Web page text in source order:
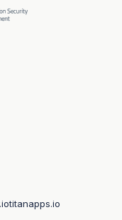
titanapps.io